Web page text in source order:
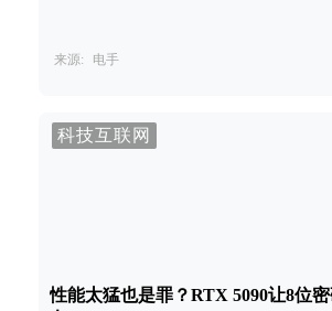
来源: 电手
科技互联网
性能太猛也是罪？RTX 5090让8位